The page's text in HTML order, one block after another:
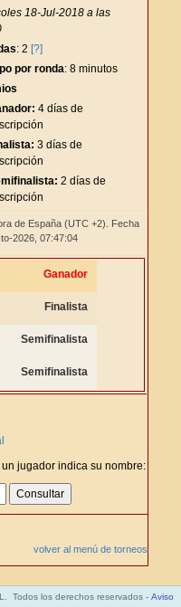
18-Jul-2018 a las
: 2 [?]
por ronda: 8 minutos
4 días de
3 días de
2 días de
de España (UTC +2). Fecha
2026, 07:47:04
Ganador
Finalista
Semifinalista
Semifinalista
jugador indica su nombre:
volver al menú de torneos
Todos los derechos reservados - Aviso